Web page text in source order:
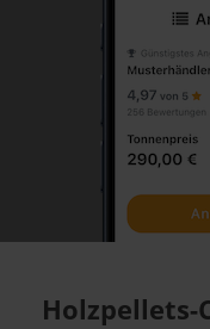
Holzpellets-